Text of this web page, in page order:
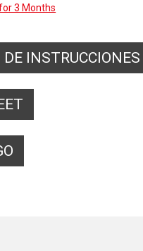
3 Months
INSTRUCCIONES